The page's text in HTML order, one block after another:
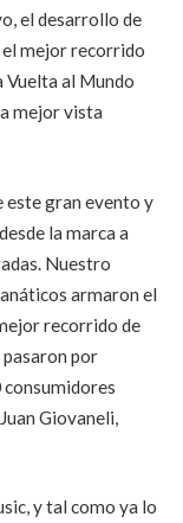
el desarrollo de
el mejor recorrido
Vuelta al Mundo
mejor vista
este gran evento y
la marca a
Nuestro
armaron el
recorrido de
pasaron por
consumidores
Giovaneli,
y tal como ya lo